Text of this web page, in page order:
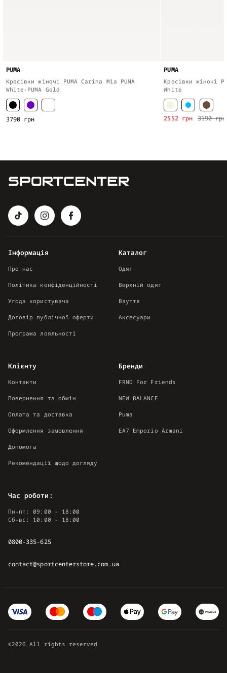
PUMA
Кросівки жіночі PUMA Carina Mia PUMA
White-PUMA Gold
3790 грн
PUMA
Кросівки жіночі
White
3190 грн
2552 грн
Каталог
Одяг
Верхній одяг
Взуття
Аксесуари
Інформація
Про нас
Політика конфіденційності
Угода користувача
Договір публічної оферти
Програма лояльності
Клієнту
Контакти
Повернення та обмін
Оплата та доставка
Оформлення замовлення
Допомога
Рекомендації щодо догляду
Бренди
FRND For Friends
NEW BALANCE
Puma
EA7 Emporio Armani
Час роботи:
Пн-пт: 09:00 - 18:00
Сб-вс: 10:00 - 18:00
0800-335-625
contact@sportcenterstore.com.ua
©2026 All rights reserved